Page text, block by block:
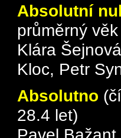
Absolutní
průměrný
Klára
Kloc, Petr
Absolutno
28.4 let)